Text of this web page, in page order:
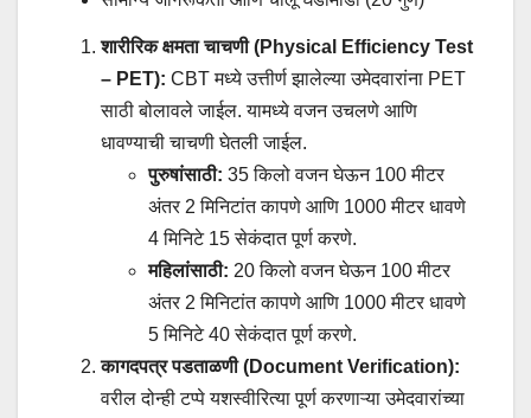
शारीरिक क्षमता चाचणी (Physical Efficiency Test
– PET): CBT मध्ये उत्तीर्ण झालेल्या उमेदवारांना PET
साठी बोलावले जाईल. यामध्ये वजन उचलणे आणि
धावण्याची चाचणी घेतली जाईल.
पुरुषांसाठी: 35 किलो वजन घेऊन 100 मीटर
अंतर 2 मिनिटांत कापणे आणि 1000 मीटर धावणे
4 मिनिटे 15 सेकंदात पूर्ण करणे.
महिलांसाठी: 20 किलो वजन घेऊन 100 मीटर
अंतर 2 मिनिटांत कापणे आणि 1000 मीटर धावणे
5 मिनिटे 40 सेकंदात पूर्ण करणे.
कागदपत्र पडताळणी (Document Verification):
वरील दोन्ही टप्पे यशस्वीरित्या पूर्ण करणाऱ्या उमेदवारांच्या